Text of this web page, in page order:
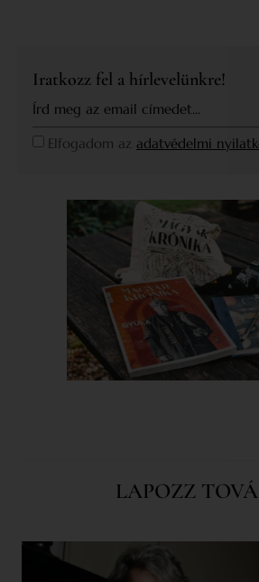
Iratkozz fel a hírlevelünkre!
Elfogadom az adatvédelmi
LAPOZZ